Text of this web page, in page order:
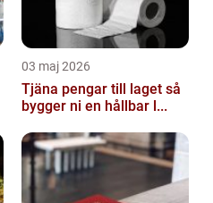
03 maj 2026
Tjäna pengar till laget så
bygger ni en hållbar l...